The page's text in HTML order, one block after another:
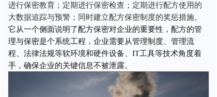
进行保密教育；定期进行保密检查；定期进行配方使用的
大数据追踪与预警；同时建立配方保密制度的奖惩措施。
它从一个侧面说明了配方保密对企业的重要性，配方的管
理与保密是个系统工程，企业需要从管理制度、管理流
程、法律法规等软环境和硬件设备、IT工具等技术角度着
手，确保企业的关键信息不被泄露。